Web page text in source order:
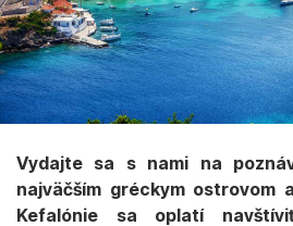
Vydajte sa s nami na
najväčším gréckym ostrovom
Kefalónie sa oplatí